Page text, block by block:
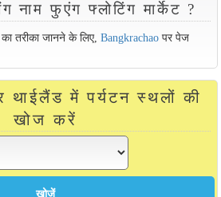
नाम फुएंग फ्लोटिंग मार्केट ?
का तरीका जानने के लिए, Bangkrachaoपर पेज
थाईलैंड में पर्यटन स्थलों की
खोज करें